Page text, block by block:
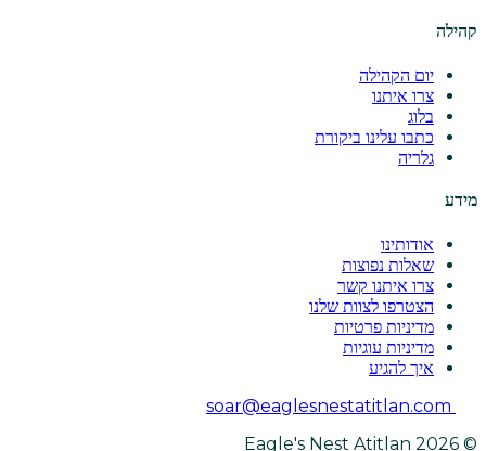
קהילה
יום הקהילה
צרו איתנו
בלוג
כתבו עלינו ביקורת
גלריה
מידע
אודותינו
שאלות נפוצות
צרו איתנו קשר
הצטרפו לצוות שלנו
מדיניות פרטיות
מדיניות עוגיות
איך להגיע
© 2026 Eagle's Nest Atitlan